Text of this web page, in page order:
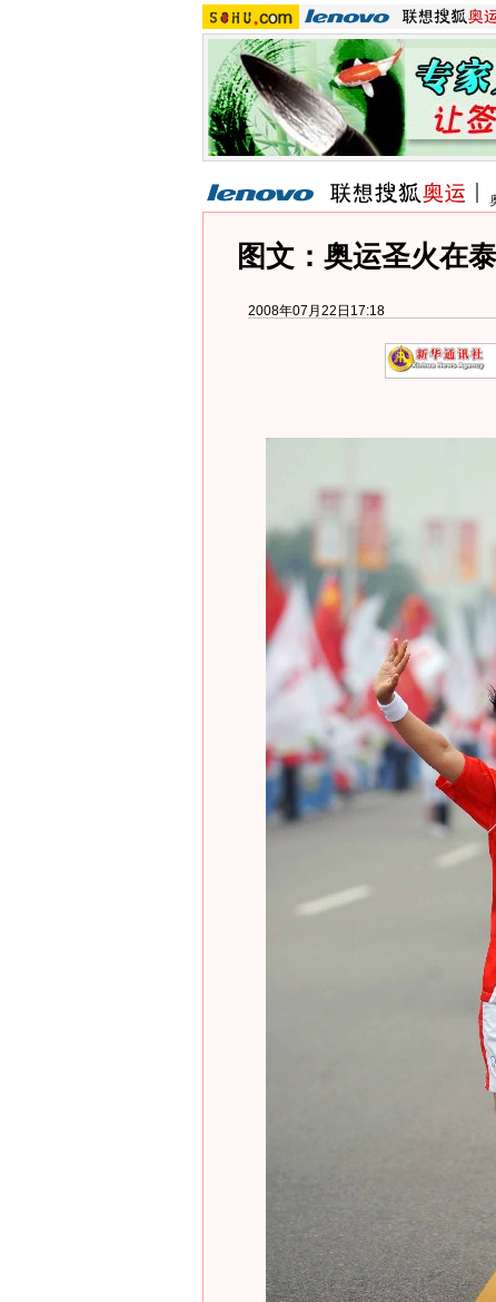
图文：奥运圣火在
2008年07月22日17:18